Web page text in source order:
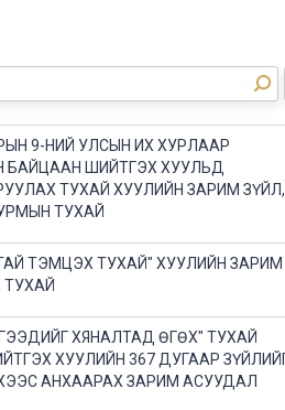
9-НИЙ УЛСЫН ИХ ХУРЛААР
БАЙЦААН ШИЙТГЭХ ХУУЛЬД
ТУХАЙ ХУУЛИЙН ЗАРИМ ЗҮЙЛ,
ТУХАЙ
ТЭМЦЭХ ТУХАЙ" ХУУЛИЙН ЗАРИМ
ХЯНАЛТАД ӨГӨХ" ТУХАЙ
ХУУЛИЙН 367 ДУГААР
АНХААРАХ ЗАРИМ АСУУДАЛ